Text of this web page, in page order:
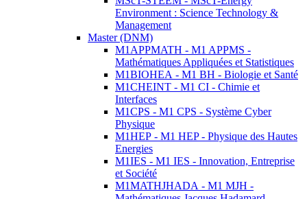
Environment : Science Technology &
Management
Master (DNM)
M1APPMATH - M1 APPMS -
Mathématiques Appliquées et Statistiques
M1BIOHEA - M1 BH - Biologie et Santé
M1CHEINT - M1 CI - Chimie et
Interfaces
M1CPS - M1 CPS - Système Cyber
Physique
M1HEP - M1 HEP - Physique des Hautes
Energies
M1IES - M1 IES - Innovation, Entreprise
et Société
M1MATHJHADA - M1 MJH -